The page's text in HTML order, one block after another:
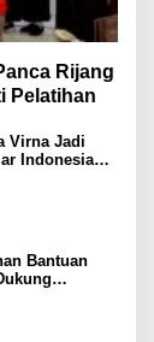
Rijang
Pelatihan
Virna Jadi
Indonesia
Bantuan